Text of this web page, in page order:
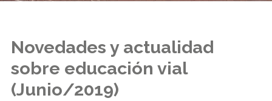
Novedades y actualidad
sobre educación vial
(Junio/2019)